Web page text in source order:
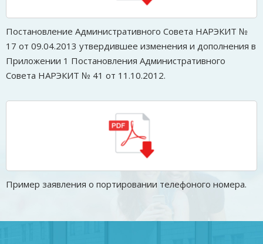
Постановление Административного Совета НАРЭКИТ №
17 от 09.04.2013 утвердившее изменения и дополнения в
Приложении 1 Постановления Административного
Совета НАРЭКИТ № 41 от 11.10.2012.
Пример заявления о портировании телефоного номера.